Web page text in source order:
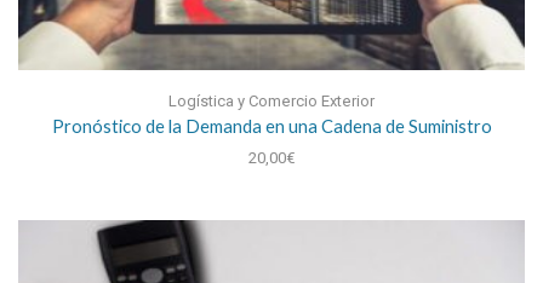
Logística y Comercio Exterior
Pronóstico de la Demanda en una Cadena de Suministro
20,00€